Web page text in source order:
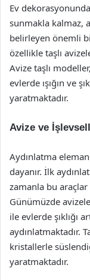
Ev
sunmakla kalmaz,
belirleyen önemli
özellikle taşlı
Avize taşlı
evlerde ışığın ve
yaratmaktadır.
Avize ve
Aydınlatma
dayanır. İlk
zamanla bu
Günümüzde
ile evlerde şıklığı
aydınlatmaktadır.
kristallerle
yaratmaktadır.